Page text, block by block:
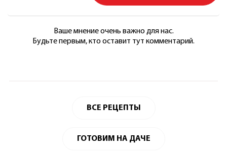
Ваше мнение очень важно для нас.
Будьте первым, кто оставит тут комментарий.
ВСЕ РЕЦЕПТЫ
ГОТОВИМ НА ДАЧЕ